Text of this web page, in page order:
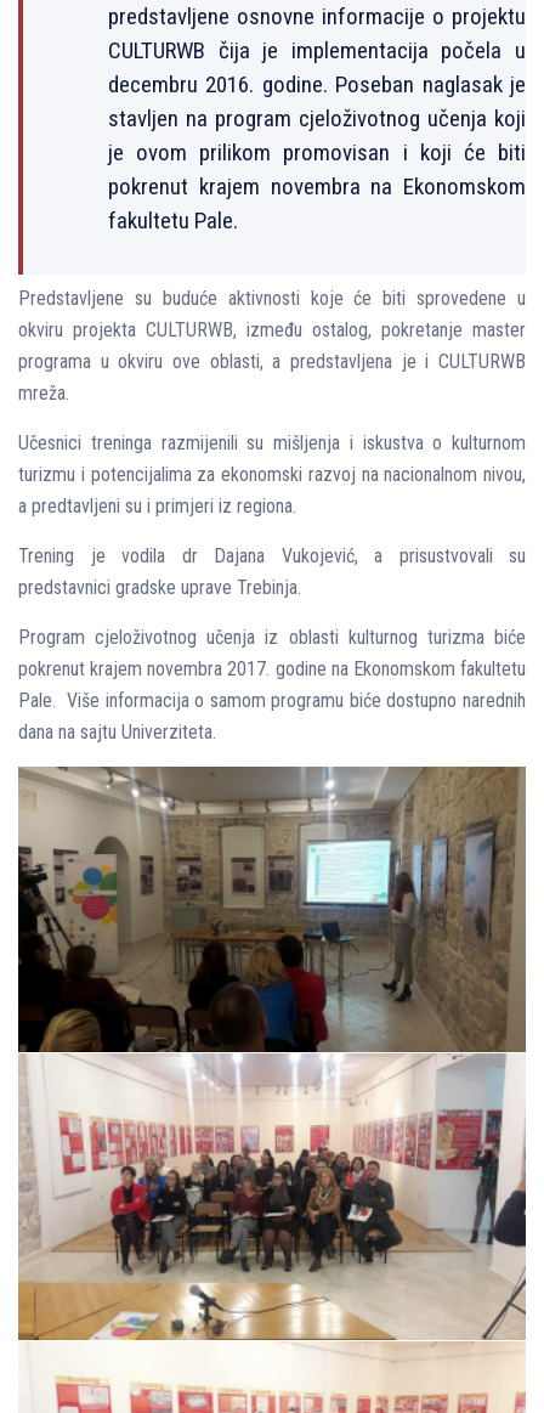
predstavlјene osnovne informacije o projektu
CULTURWB čija je implementacija počela u
decembru 2016. godine. Poseban naglasak je
stavlјen na program cjeloživotnog učenja koji
je ovom prilikom promovisan i koji će biti
pokrenut krajem novembra na Ekonomskom
fakultetu Pale.
Predstavlјene su buduće aktivnosti koje će biti sprovedene u
okviru projekta CULTURWB, između ostalog, pokretanje master
programa u okviru ove oblasti, a predstavlјena je i CULTURWB
mreža.
Učesnici treninga razmijenili su mišlјenja i iskustva o kulturnom
turizmu i potencijalima za ekonomski razvoj na nacionalnom nivou,
a predtavlјeni su i primjeri iz regiona.
Trening je vodila dr Dajana Vukojević, a prisustvovali su
predstavnici gradske uprave Trebinja.
Program cjeloživotnog učenja iz oblasti kulturnog turizma biće
pokrenut krajem novembra 2017. godine na Ekonomskom fakultetu
Pale. Više informacija o samom programu biće dostupno narednih
dana na sajtu Univerziteta.